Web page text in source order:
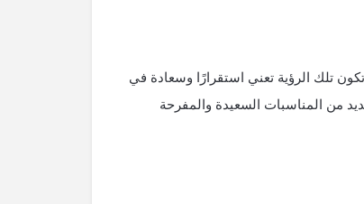
تلك الرؤية تعني استقرارًا وسعادة في
من المناسبات السعيدة والمفرحة